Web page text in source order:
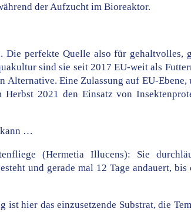
der Aufzucht im Bioreaktor.
perfekte Quelle also für gehaltvolles,
sind sie seit 2017 EU-weit als
Eine Zulassung auf EU-Ebene,
2021 den Einsatz von
kann …
(Hermetia Illucens): Sie
und gerade mal 12 Tage andauert, bis
hier das einzusetzende Substrat, die